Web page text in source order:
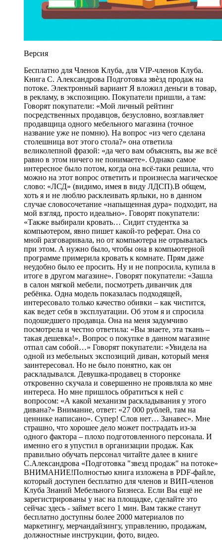
Версия
Бесплатно для Членов Клуба, для VIP-членов Клуба.
Книга С. Александрова Подготовка звѐзд продаж на
потоке. Электронный вариант Я вложил деньги в товар,
в рекламу, в экспозицию. Покупатели пришли, а там:
Говорят покупатели: «Мой личный рейтинг
посредственных продавцов, безусловно, возглавляет
продавщица одного мебельного магазина (точное
название уже не помню). На вопрос «из чего сделана
столешница вот этого стола?» она ответила
великолепной фразой: «да чего вам объяснять, вы же всё
равно в этом ничего не понимаете». Однако самое
интересное было потом, когда она всё-таки решила, что
можно на этот вопрос ответить и произнесла магическое
слово: «ЛСД» (видимо, имея в виду ЛДСП).В общем,
хоть я и не люблю расклеивать ярлыки, но в данном
случае словосочетание «напыщенная дура» подходит, на
мой взгляд, просто идеально». Говорят покупатели:
«Также выбирали кровать… Сидит студентка за
компьютером, явно пишет какой-то реферат. Она со
мной разговаривала, но от компьютера не отрывалась
при этом. А нужно было, чтобы она в компьютерной
программе примерила кровать к комнате. Прям даже
неудобно было ее просить. Ну и не попросила, купила в
итоге в другом магазине». Говорят покупатели: «Зашла
в салон мягкой мебели, посмотреть диванчик для
ребёнка. Одна модель показалась подходящей,
интересовало только качество обивки – как чистится,
как ведет себя в эксплуатации. Об этом я и спросила
подошедшего продавца. Она на меня задумчиво
посмотрела и честно ответила: «Вы знаете, эта ткань –
такая дешевка!». Вопрос о покупке в данном магазине
отпал сам собой…» Говорят покупатели: «Увидела на
одной из мебельных экспозиций диван, который меня
заинтересовал. Но не было понятно, как он
раскладывался. Девушка-продавец в сторонке
откровенно скучала и совершенно не проявляла ко мне
интереса. Но мне пришлось обратиться к ней с
вопросом: «А какой механизм раскладывания у этого
дивана?» Внимание, ответ: «27 000 рублей, там на
ценнике написано». Супер! Слов нет… Занавес». Мне
страшно, что хорошее дело может пострадать из-за
одного фактора – плохо подготовленного персонала. И
именно его я упустил в организации продаж. Как
правильно обучать персонал читайте далее в книге
С.Александрова «Подготовка "звезд продаж" на потоке»
ВНИМАНИЕ!Полностью книга изложена в PDF-файле,
который доступен бесплатно для членов и ВИП-членов
Клуба Знаний Мебельного Бизнеса. Если Вы ещё не
зарегистрированы у нас на площадке, сделайте это
сейчас здесь - займет всего 1 мин. Вам также станут
бесплатно доступны более 2000 материалов по
маркетингу, мерчандайзингу, управлению, продажам,
должностные инструкции, фото, видео.